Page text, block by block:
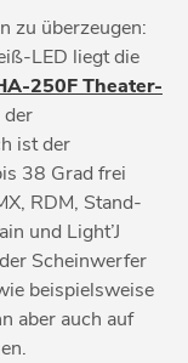
zu überzeugen:
LED liegt die
250F Theater-
ist der
38 Grad frei
RDM, Stand-
und Light’J
Scheinwerfer
beispielsweise
aber auch auf